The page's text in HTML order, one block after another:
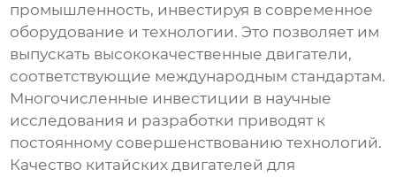
промышленность, инвестируя в современное
оборудование и технологии. Это позволяет им
выпускать высококачественные двигатели,
соответствующие международным стандартам.
Многочисленные инвестиции в научные
исследования и разработки приводят к
постоянному совершенствованию технологий.
Качество китайских двигателей для